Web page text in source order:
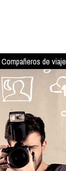
Compañeros de viaje